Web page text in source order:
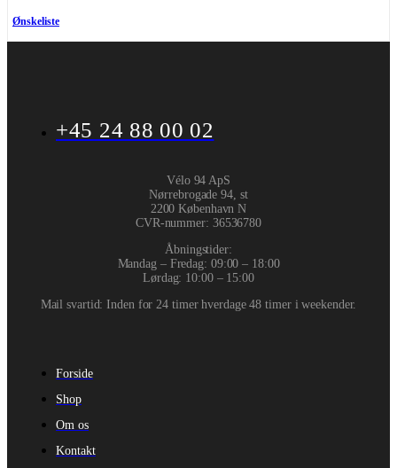
Ønskeliste
+45 24 88 00 02
Vélo 94 ApS
Nørrebrogade 94, st
2200 København N
CVR-nummer: 36536780
Åbningstider:
Mandag – Fredag: 09:00 – 18:00
Lørdag: 10:00 – 15:00
Mail svartid: Inden for 24 timer hverdage 48 timer i weekender.
Forside
Shop
Om os
Kontakt